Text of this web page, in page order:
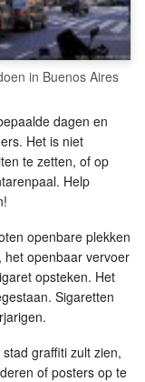
in Buenos Aires
dagen en
Het is niet
te zetten, of op
Help
openbare plekken
het openbaar vervoer
opsteken. Het
Sigaretten
graffiti zult zien,
of posters op te